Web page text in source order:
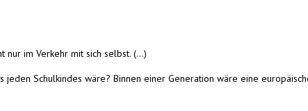
nur im Ver­kehr mit sich selbst. (...)
Schulkindes wäre? Binnen einer Generation wäre eine